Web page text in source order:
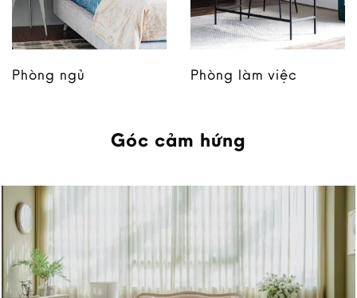
Phòng ngủ Phòng làm việc
Góc cảm hứng